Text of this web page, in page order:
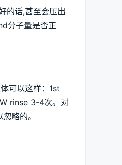
的话,甚至会压出
分子量是否正
可以这样：1st
rinse 3-4次。对
略的。